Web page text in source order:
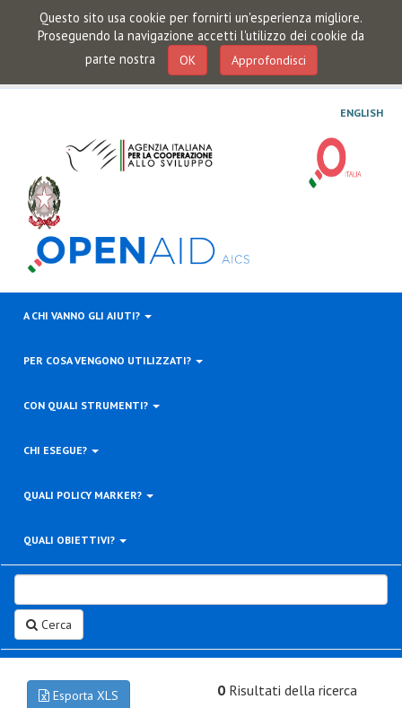
Questo sito usa cookie per fornirti un'esperienza migliore.
Proseguendo la navigazione accetti l'utilizzo dei cookie da
parte nostra
OK Approfondisci
ENGLISH
A CHI VANNO GLI AIUTI?
PER COSA VENGONO UTILIZZATI?
CON QUALI STRUMENTI?
CHI ESEGUE?
QUALI POLICY MARKER?
QUALI OBIETTIVI?
Cerca
Esporta XLS 0 Risultati della ricerca